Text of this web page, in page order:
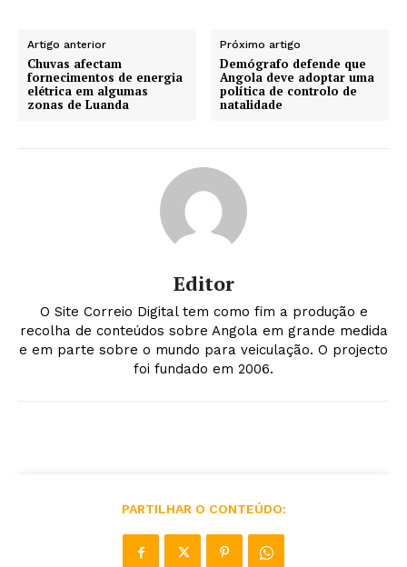
Artigo anterior
Chuvas afectam
fornecimentos de energia
elétrica em algumas
zonas de Luanda
Próximo artigo
Demógrafo defende que
Angola deve adoptar uma
política de controlo de
natalidade
Editor
O Site Correio Digital tem como fim a produção e
recolha de conteúdos sobre Angola em grande medida
e em parte sobre o mundo para veiculação. O projecto
foi fundado em 2006.
PARTILHAR O CONTEÚDO: